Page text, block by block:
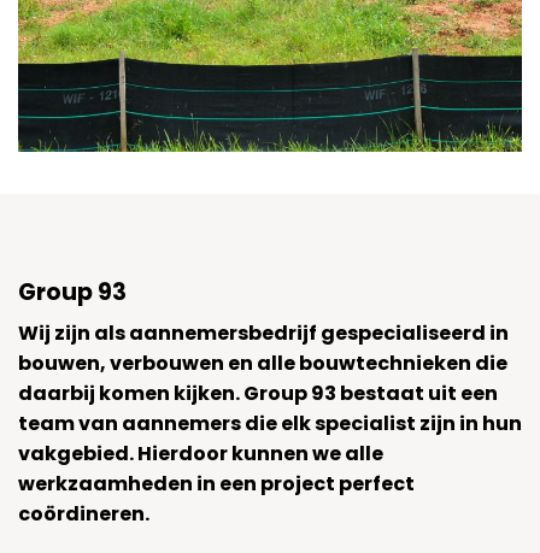
Group 93
Wij zijn als aannemersbedrijf gespecialiseerd in
bouwen, verbouwen en alle bouwtechnieken die
daarbij komen kijken. Group 93 bestaat uit een
team van aannemers die elk specialist zijn in hun
vakgebied. Hierdoor kunnen we alle
werkzaamheden in een project perfect
coördineren.